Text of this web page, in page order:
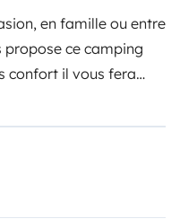
en famille ou entre
propose ce camping
confort il vous fera
en
double central
ne sont pas